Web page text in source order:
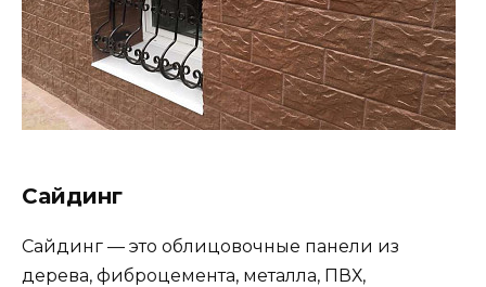
Сайдинг
Сайдинг — это облицовочные панели из
дерева, фиброцемента, металла, ПВХ,